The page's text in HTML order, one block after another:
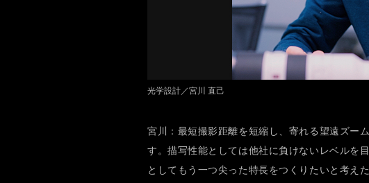
光学設計／宮川 直己
宮川：最短撮影距離を短縮し、寄れる望遠ズー
す。描写性能としては他社に負けないレベルを
としてもう一つ尖った特長をつくりたいと考え